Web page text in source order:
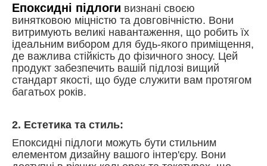
Епоксидні підлоги визнані своєю
винятковою міцністю та довговічністю. Вони
витримують великі навантаження, що робить їх
ідеальним вибором для будь-якого приміщення,
де важлива стійкість до фізичного зносу. Цей
продукт забезпечить вашій підлозі вищий
стандарт якості, що буде служити вам протягом
багатьох років.
2. Естетика та стиль:
Епоксидні підлоги можуть бути стильним
елементом дизайну вашого інтер'єру. Вони